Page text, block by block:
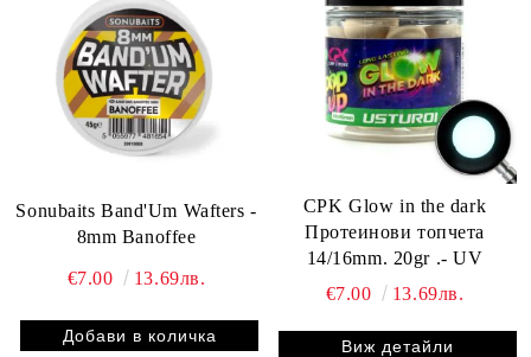
Sonubaits Band'Um Wafters -
8mm Banoffee
€7.00 13.69лв.
CPK Glow in the dark
Протеинови топчета
14/16mm. 20gr .- UV
€7.00
13.69лв.
Виж детайли